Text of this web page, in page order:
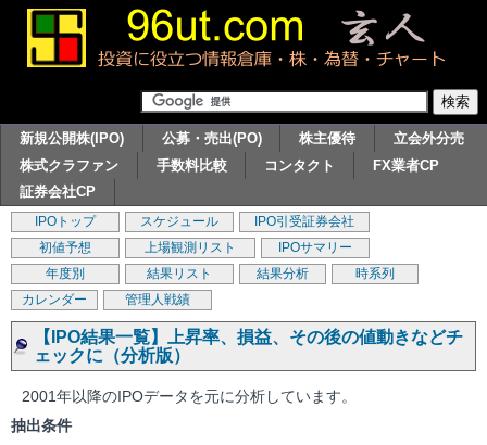
新規公開株(IPO) 公募・売出(PO) 株主優待
立会外分売
株式クラファン
手数料比較 コンタクト
FX業者CP
証券会社CP
IPOトップ スケジュール
IPO引受証券会社
初値予想
上場観測リスト
IPOサマリー
年度別
結果リスト 結果分析
時系列
カレンダー
管理人戦績
【IPO結果一覧】上昇率、損益、その後の値動きなどチ
ェックに（分析版）
2001年以降のIPOデータを元に分析しています。
抽出条件